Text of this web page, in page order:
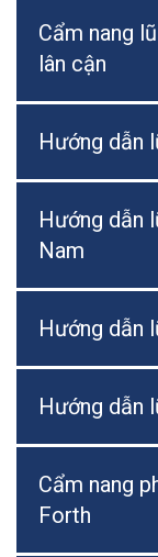
Cẩm nang
lân cận
Hướng dẫn
Hướng dẫn
Nam
Hướng dẫn
Hướng dẫn
Cẩm nang
Forth